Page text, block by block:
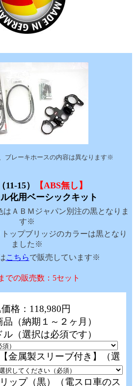
ブレーキホースの内容は異なります※
15）
【ABS無し】
化用ベーシックキット
ＡＢＭジャパン別注の黒となりま
す※
ップブリッジのカラーは黒となり
ました※
こちらで販売しています※
での販売数：5セット
格：118,980円
（納期１～２ヶ月）
（選択は必須です）
金属製スリーブ付き】（選
ップ（黒）（電スロ車のス